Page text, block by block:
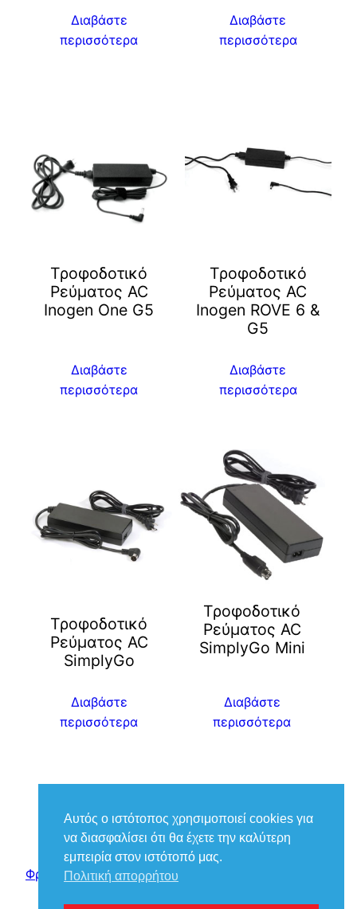
Διαβάστε
περισσότερα
Διαβάστε
περισσότερα
Τροφοδοτικό
Ρεύματος AC
Inogen One G5
Διαβάστε
περισσότερα
Τροφοδοτικό
Ρεύματος AC
Inogen ROVE 6 &
G5
Διαβάστε
περισσότερα
Τροφοδοτικό
Ρεύματος AC
SimplyGo
Διαβάστε
περισσότερα
Τροφοδοτικό
Ρεύματος AC
SimplyGo Mini
Διαβάστε
περισσότερα
Φροντίδα Ιατρικά – Βούκιας Βασίλειος
Αυτός ο ιστότοπος χρησιμοποιεί cookies για
να διασφαλίσει ότι θα έχετε την καλύτερη
εμπειρία στον ιστότοπό μας.
Πολιτική απορρήτου